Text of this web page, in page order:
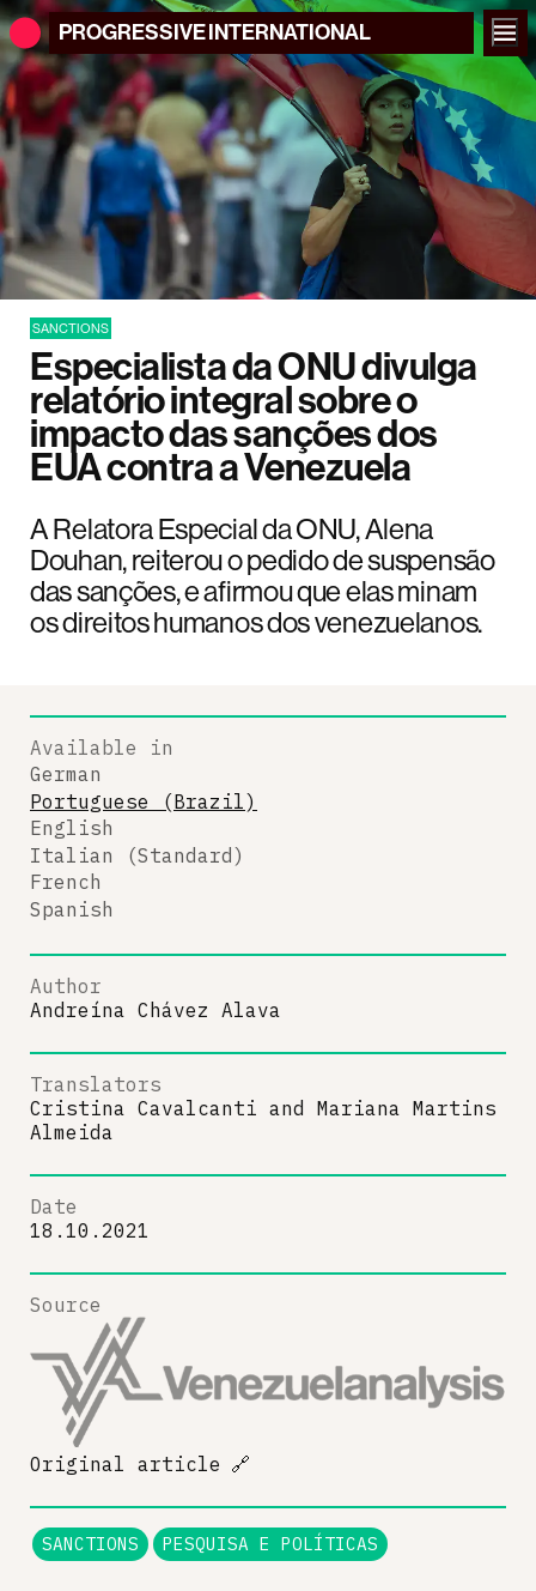
PROGRESSIVEINTERNATIONAL
SANCTIONS
Especialista da ONU divulga
relatório integral sobre o
impacto das sanções dos
EUA contra a Venezuela
A Relatora Especial da ONU, Alena
Douhan, reiterou o pedido de suspensão
das sanções, e afirmou que elas minam
os direitos humanos dos venezuelanos.
Available in
German
Portuguese (Brazil)
English
Italian (Standard)
French
Spanish
Author
Andreína Chávez Alava
Translators
Cristina Cavalcanti and Mariana Martins
Almeida
Date
18.10.2021
Source
Original article 🔗
SANCTIONS PESQUISA E POLÍTICAS